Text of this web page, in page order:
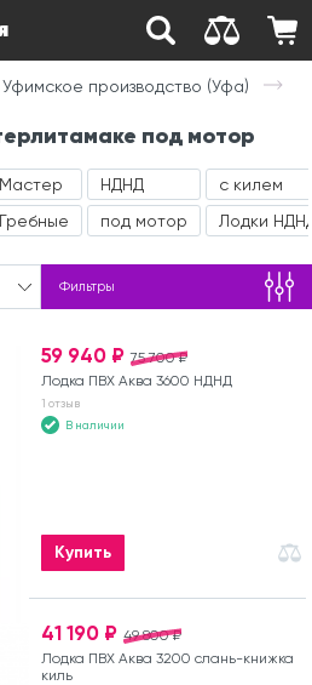
Уфимское производство (Уфа)
под мотор
Мастер
Гребные
НДНД
под мотор
с килем
Лодки
Фильтры
75 700 ₽
59 940 ₽
Лодка ПВХ Аква 3600 НДНД
1 отзыв
В наличии
Купить
49 800 ₽
41 190 ₽
Лодка ПВХ Аква 3200 слань-книжка
киль